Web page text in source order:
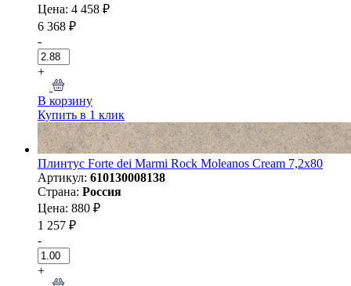
Цена: 4 458 ₽
6 368 ₽
-
+
В корзину
Купить в 1 клик
Плинтус Forte dei Marmi Rock Moleanos Cream 7,2x80
Артикул: 610130008138
Страна: Россия
Цена: 880 ₽
1 257 ₽
-
+